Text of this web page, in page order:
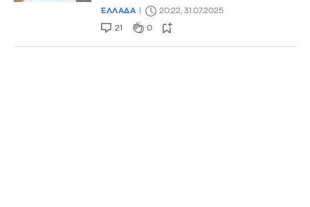
ΕΛΛΑΔΑ 20:22, 31.07.2025
21 0